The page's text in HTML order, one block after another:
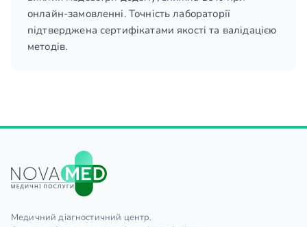
онлайн-замовленні. Точність лабораторії
підтверджена сертифікатами якості та валідацією
методів.
Медичний діагностичний центр.